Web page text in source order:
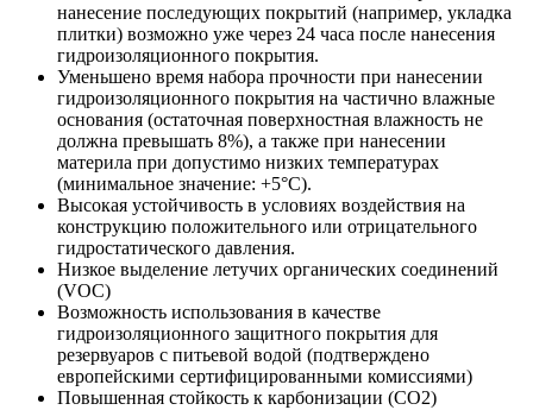
нанесение последующих покрытий (например, укладка
плитки) возможно уже через 24 часа после нанесения
гидроизоляционного покрытия.
Уменьшено время набора прочности при нанесении
гидроизоляционного покрытия на частично влажные
основания (остаточная поверхностная влажность не
должна превышать 8%), а также при нанесении
материла при допустимо низких температурах
(минимальное значение: +5°С).
Высокая устойчивость в условиях воздействия на
конструкцию положительного или отрицательного
гидростатического давления.
Низкое выделение летучих органических соединений
(VOC)
Возможность использования в качестве
гидроизоляционного защитного покрытия для
резервуаров с питьевой водой (подтверждено
европейскими сертифицированными комиссиями)
Повышенная стойкость к карбонизации (CO2)